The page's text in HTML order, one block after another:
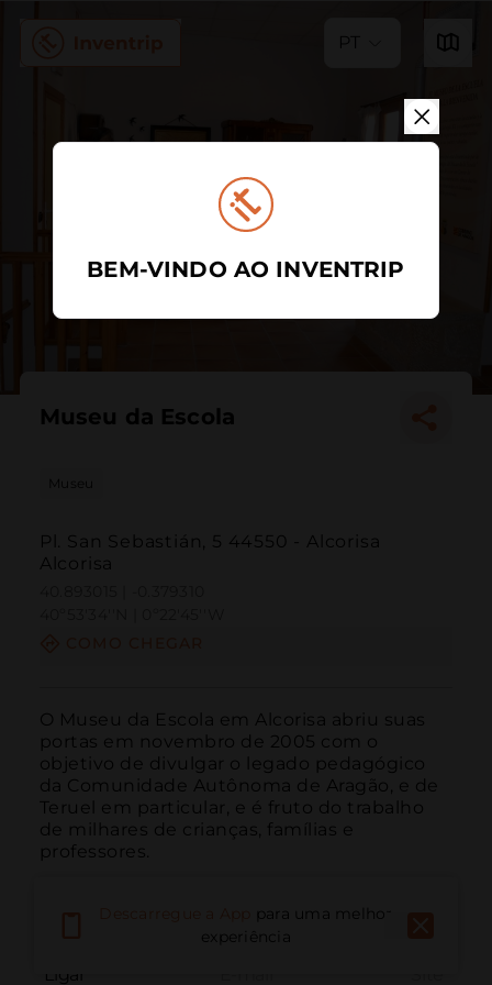
PT
Museu da Escola
Museu
Pl. San Sebastián, 5 44550 - Alcorisa
Alcorisa
O Museu da Escola em Alcorisa abriu suas
portas em novembro de 2005 com o
objetivo de divulgar o legado pedagógico
da Comunidade Autônoma de Aragão, e de
Teruel em particular, e é fruto do trabalho
de milhares de crianças, famílias e
professores.
Ligar
para uma melhor
experiência
BEM-VINDO AO INVENTRIP